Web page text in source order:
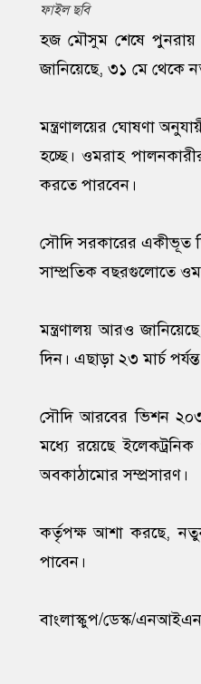
ফাইল ছবি
হজ মৌসুম শেষে পুনরায়
জানিয়েছে, ৩১ মে থেকে
মন্ত্রণালয়ের ঘোষণা
হচ্ছে। ওমরাহ
করতে পারবেন।
সৌদি সরকারের একীভূত
সাম্প্রতিক বছরগুলোতে
মন্ত্রণালয় আরও
দিন। এছাড়া ২৩ মার্চ
সৌদি আরবের ভিশন
মধ্যে রয়েছে
অবকাঠামোর সম্প্রসারণ।
কর্তৃপক্ষ আশা করছে,
পাবেন।
বাংলাস্কুপ/ডেস্ক/